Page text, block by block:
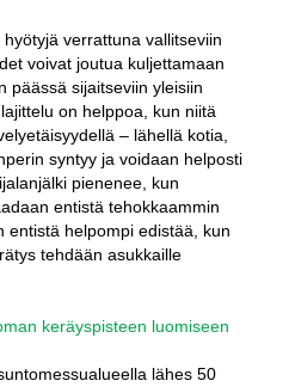
verrattuna vallitseviin
voivat joutua kuljettamaan
päässä sijaitseviin yleisiin
on helppoa, kun niitä
– lähellä kotia,
syntyy ja voidaan helposti
pienenee, kun
entistä tehokkaammin
entistä helpompi edistää, kun
tehdään asukkaille
keräyspisteen luomiseen
lähes 50